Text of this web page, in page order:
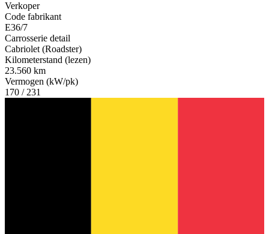
Verkoper
Code fabrikant
E36/7
Carrosserie detail
Cabriolet (Roadster)
Kilometerstand (lezen)
23.560 km
Vermogen (kW/pk)
170 / 231